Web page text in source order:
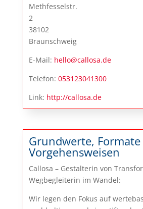
Methfesselstr.
2
38102
Braunschweig
E-Mail: hello@callosa.de
Telefon: 053123041300
Link: http://callosa.de
Grundwerte,
Vorgehensweisen
Callosa – Gestalterin von
Wegbegleiterin im Wandel:
Wir legen den Fokus auf